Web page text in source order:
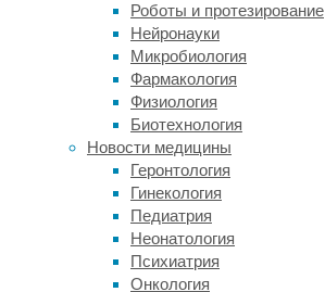
Роботы и протезирование
Нейронауки
Микробиология
Фармакология
Физиология
Биотехнология
Новости медицины
Геронтология
Гинекология
Педиатрия
Неонатология
Психиатрия
Онкология
уничтожая
прибрежную
флору
фауну,
поджечь
прямо
поверхности,